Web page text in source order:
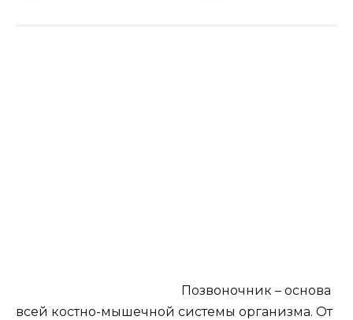
Позвоночник – основа
всей костно-мышечной системы организма. От